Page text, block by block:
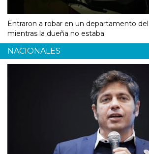
Entraron a robar en un departamento
mientras la dueña no estaba
NACIONALES